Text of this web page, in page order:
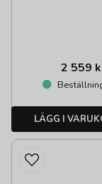
2 559
LÄGG I